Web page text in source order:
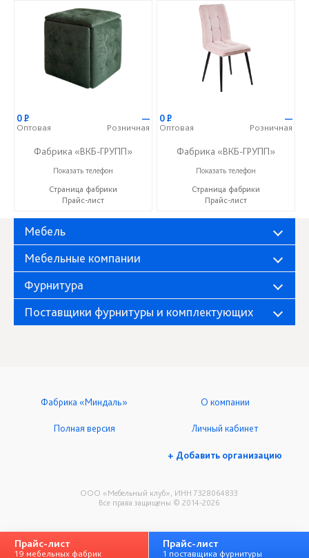
0Р
Оптовая
—
Розничная
Фабрика «ВКБ-ГРУПП»
+7 (927) 391-50-09
Показать телефон
Страница фабрики
Прайс-лист
0Р
Оптовая
—
Розничная
Фабрика «ВКБ-ГРУПП»
+7 (927) 391-50-09
Показать телефон
Страница фабрики
Прайс-лист
Мебель
Мебельные компании
Фурнитура
Поставщики фурнитуры и комплектующих
ООО «Мебельный клуб», ИНН 7328064833
Все права защищены © 2014-2026
Фабрика «Миндаль» О компании
Полная версия Личный кабинет
+ Добавить организацию
Прайс-лист
19 мебельных фабрик
Прайс-лист
1 поставщика фурнитуры